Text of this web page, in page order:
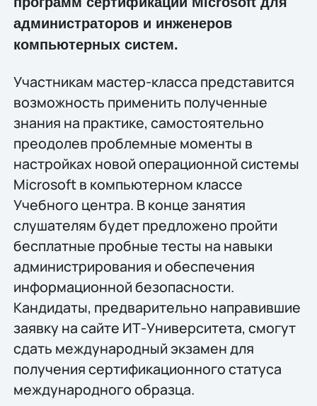
администраторов и инженеров
компьютерных систем.
Участникам мастер-класса представится
возможность применить полученные
знания на практике, самостоятельно
преодолев проблемные моменты в
настройках новой операционной системы
Microsoft в компьютерном классе
Учебного центра. В конце занятия
слушателям будет предложено пройти
бесплатные пробные тесты на навыки
администрирования и обеспечения
информационной безопасности.
Кандидаты, предварительно направившие
заявку на сайте ИТ-Университета, смогут
сдать международный экзамен для
получения сертификационного статуса
международного образца.